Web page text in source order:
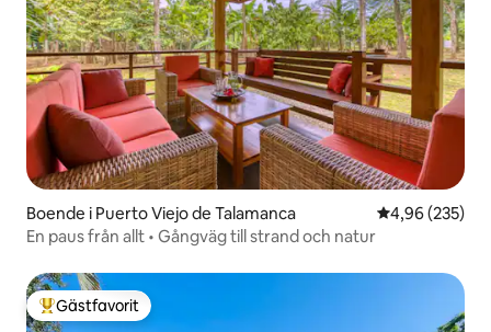
Boende i Puerto Viejo de Talamanca 4,96 av 5 i
4,96 (235)
En paus från allt • Gångväg till strand och natur
Populär gästfavorit
Gästfavorit